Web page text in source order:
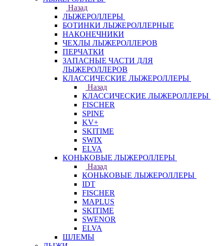
Назад
ЛЫЖЕРОЛЛЕРЫ
БОТИНКИ ЛЫЖЕРОЛЛЕРНЫЕ
НАКОНЕЧНИКИ
ЧЕХЛЫ ЛЫЖЕРОЛЛЕРОВ
ПЕРЧАТКИ
ЗАПАСНЫЕ ЧАСТИ ДЛЯ
ЛЫЖЕРОЛЛЕРОВ
КЛАССИЧЕСКИЕ ЛЫЖЕРОЛЛЕРЫ
Назад
КЛАССИЧЕСКИЕ ЛЫЖЕРОЛЛЕРЫ
FISCHER
SPINE
KV+
SKITIME
SWIX
ELVA
КОНЬКОВЫЕ ЛЫЖЕРОЛЛЕРЫ
Назад
КОНЬКОВЫЕ ЛЫЖЕРОЛЛЕРЫ
IDT
FISCHER
MAPLUS
SKITIME
SWENOR
ELVA
ШЛЕМЫ